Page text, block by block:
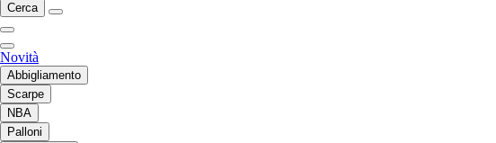
Cerca
Novità
Abbigliamento
Scarpe
NBA
Palloni